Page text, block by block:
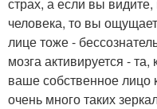
человека, то вы
лице тоже -
мозга активируется - та,
ваше собственное лицо
очень много таких